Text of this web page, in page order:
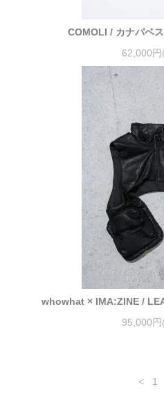
COMOLI / カナパベ
62,000円
whowhat × IMA:ZINE /
95,000円
< 1